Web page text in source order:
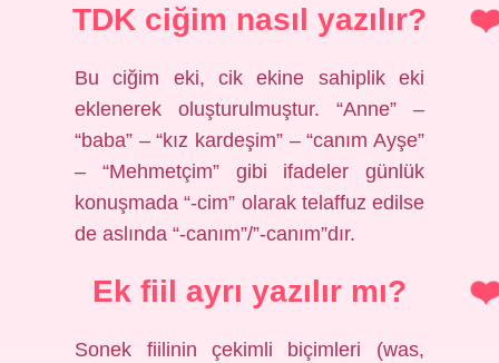
TDK ciğim nasıl yazılır?
Bu ciğim eki, cik ekine sahiplik eki
eklenerek oluşturulmuştur. “Anne” –
“baba” – “kız kardeşim” – “canım Ayşe”
– “Mehmetçim” gibi ifadeler günlük
konuşmada “-cim” olarak telaffuz edilse
de aslında “-canım”/”-canım”dır.
Ek fiil ayrı yazılır mı?
Sonek fiilinin çekimli biçimleri (was,